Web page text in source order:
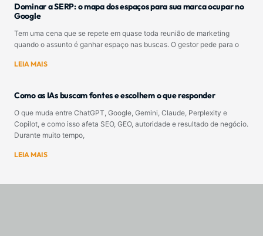
Dominar a SERP: o mapa dos espaços para sua marca ocupar no
Google
Tem uma cena que se repete em quase toda reunião de marketing
quando o assunto é ganhar espaço nas buscas. O gestor pede para o
LEIA MAIS
Como as IAs buscam fontes e escolhem o que responder
O que muda entre ChatGPT, Google, Gemini, Claude, Perplexity e
Copilot, e como isso afeta SEO, GEO, autoridade e resultado de negócio.
Durante muito tempo,
LEIA MAIS